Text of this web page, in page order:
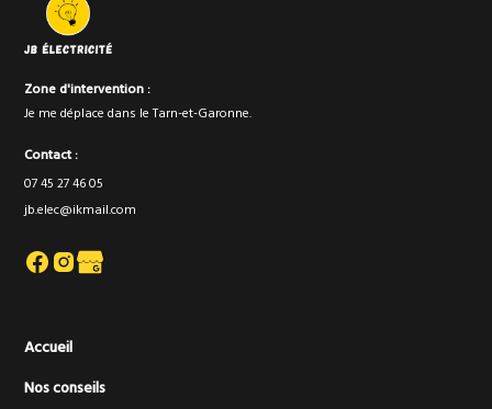
Zone d'intervention :
Je me déplace dans le Tarn-et-Garonne.
Contact :
07 45 27 46 05
jb.elec@ikmail.com
Accueil
Nos conseils